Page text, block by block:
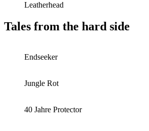
Leatherhead
Tales from the hard side
Endseeker
Jungle Rot
40 Jahre Protector